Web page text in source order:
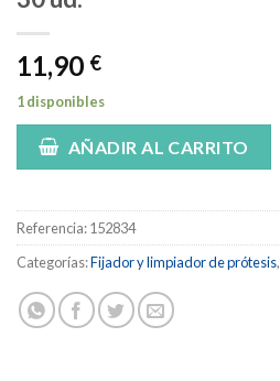
11,90 €
1 disponibles
AÑADIR AL CARRITO
Referencia:152834
Categorías:Fijador y limpiador de prótesis,